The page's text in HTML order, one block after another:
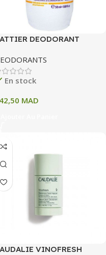
DEODORANT
En stock
MAD
VINOFRESH